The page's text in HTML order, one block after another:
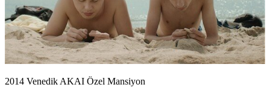
2014 Venedik AKAI Özel Mansiyon